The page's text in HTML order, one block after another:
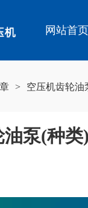
网站首页
> 空压机齿轮油
泵(种类)